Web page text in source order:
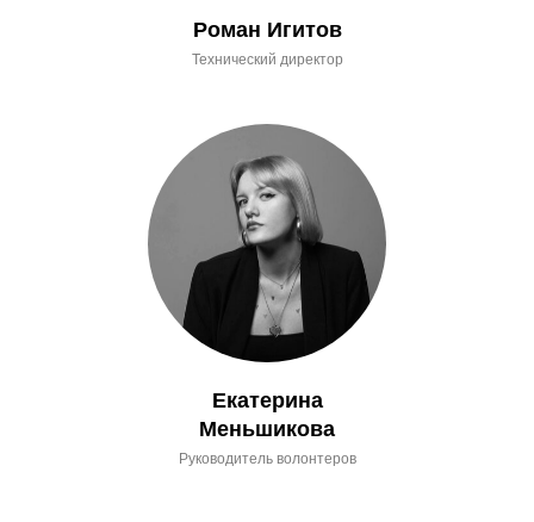
Роман Игитов
Технический директор
Екатерина
Меньшикова
Руководитель волонтеров